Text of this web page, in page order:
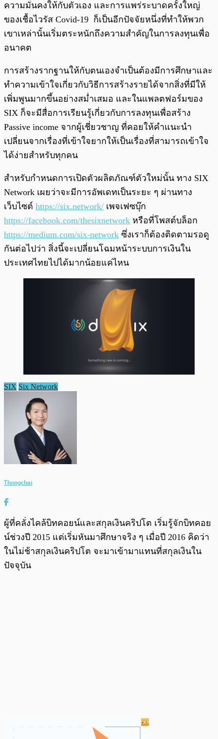
ความมั่นคงให้กับตัวเอง และการแพร่ระบาดครั้งใหญ่
ของเชื้อไวรัส Covid-19 ก็เป็นอีกปัจจัยหนึ่งที่ทำให้พวก
เขาเหล่านั้นเริ่มตระหนักถึงความสําคัญในการลงทุนเพื่อ
อนาคต
การสร้างรากฐานให้กับตนเองจําเป็นต้องมีการศึกษาและ
ทำความเข้าใจเกี่ยวกับวิธีการสร้างรายได้จากสิ่งที่มีให้
เพิ่มพูนมากขึ้นอย่างสม่ำเสมอ และในแพลตฟอร์มของ
SIX ก็จะมีสื่อการเรียนรู้เกี่ยวกับการลงทุนเพื่อสร้าง
Passive income จากผู้เชี่ยวชาญ ที่คอยให้คําแนะนํา
เปลี่ยนจากเรื่องที่เข้าใจยากให้เป็นเรื่องที่สามารถเข้าใจ
ได้ง่ายสําหรับทุกคน
สำหรับกำหนดการเปิดตัวผลิตภัณฑ์ตัวใหม่นั้น ทาง SIX
Network เผยว่าจะมีการอัพเดทเป็นระยะ ๆ ผ่านทาง
เว็บไซต์ https://six.network/ เพจเฟซบุ๊ก
https://facebook.com/thesixnetwork หรือที่โพสต์บล็อก
https://medium.com/six-network ซึ่งเราก็ต้องติดตามรอดู
กันต่อไปว่า สิ่งนี้จะเปลี่ยนโฉมหน้าระบบการเงินใน
ประเทศไทยไปได้มากน้อยแค่ไหน
SIX Six Network
Thongchai
ผู้ที่คลั่งไคล้บิทคอยน์และสกุลเงินคริปโต เริ่มรู้จักบิทคอย
น์ช่วงปี 2015 แต่เริ่มหันมาศึกษาจริง ๆ เมื่อปี 2016 คิดว่า
ในไม่ช้าสกุลเงินคริปโต จะมาเข้ามาแทนที่สกุลเงินใน
ปัจจุบัน